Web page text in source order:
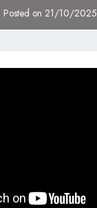
Posted on 21/10/2025